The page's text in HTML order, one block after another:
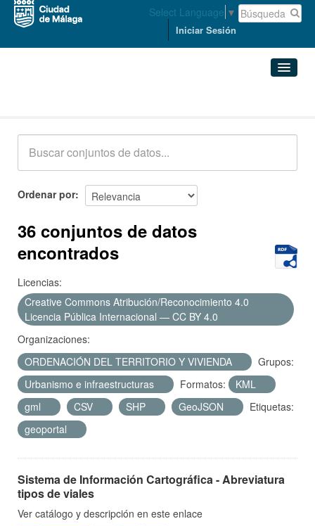
Select Language ▼
Iniciar Sesión
Acerca de
Ordenar por
36 conjuntos de datos
encontrados
Licencias:
Creative Commons Atribución/Reconocimiento 4.0
Licencia Pública Internacional — CC BY 4.0
Organizaciones:
ORDENACIÓN DEL TERRITORIO Y VIVIENDA
Grupos:
Urbanismo e infraestructuras
Formatos:
KML
gml
CSV SHP GeoJSON
Etiquetas:
geoportal
Sistema de Información Cartográfica - Abreviatura
tipos de viales
Ver catálogo y descripción en este enlace